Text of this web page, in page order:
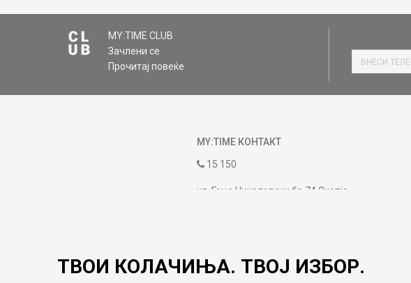
MY:TIME CLUB
Зачлени се
Прочитај повеќе
MY:TIME КОНТАКТ
15 150
ул. Гоце Николовски бр.74 Скопје
09:00 до 17:00
ТВОИ КОЛАЧИЊА. ТВОЈ ИЗБОР.